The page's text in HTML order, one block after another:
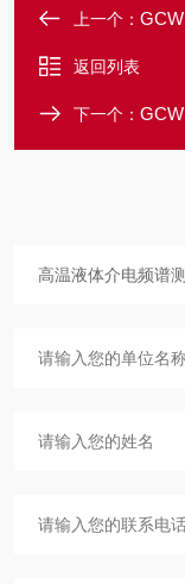
上一个：
返回列表
下一个：